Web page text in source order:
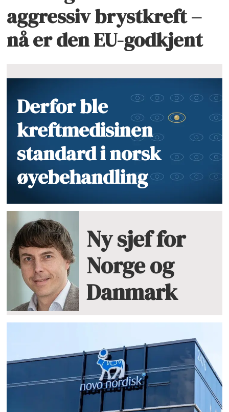
aggressiv brystkreft –
nå er den EU-godkjent
Derfor ble
kreftmedisinen
standard i norsk
øyebehandling
Ny sjef for
Norge og
Danmark